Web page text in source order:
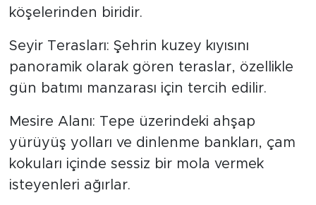
köşelerinden biridir.
Seyir Terasları: Şehrin kuzey kıyısını
panoramik olarak gören teraslar, özellikle
gün batımı manzarası için tercih edilir.
Mesire Alanı: Tepe üzerindeki ahşap
yürüyüş yolları ve dinlenme bankları, çam
kokuları içinde sessiz bir mola vermek
isteyenleri ağırlar.